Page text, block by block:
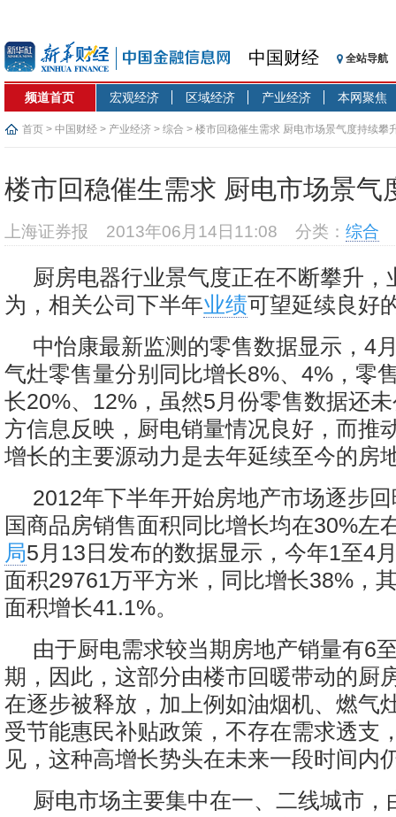
中国财经 全站导航
频道首页 宏观经济 区域经济 产业经济 本网聚焦
首页 > 中国财经 > 产业经济 > 综合 > 楼市回稳催生需求 厨电市场景气度持续攀
楼市回稳催生需求 厨电市场景气
上海证券报 2013年06月14日11:08 分类： 综合
厨房电器行业景气度正在不断攀升，
为，相关公司下半年业绩可望延续良好
中怡康最新监测的零售数据显示，4
气灶零售量分别同比增长8%、4%，零
长20%、12%，虽然5月份零售数据还
方信息反映，厨电销量情况良好，而推
增长的主要源动力是去年延续至今的房
2012年下半年开始房地产市场逐步
国商品房销售面积同比增长均在30%左
局5月13日发布的数据显示，今年1至4
面积29761万平方米，同比增长38%，
面积增长41.1%。
由于厨电需求较当期房地产销量有6
期，因此，这部分由楼市回暖带动的厨
在逐步被释放，加上例如油烟机、燃气
受节能惠民补贴政策，不存在需求透支
见，这种高增长势头在未来一段时间内
厨电市场主要集中在一、二线城市，